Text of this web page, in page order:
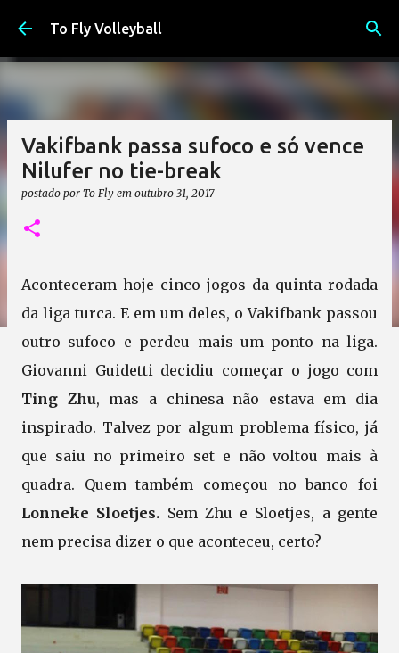
Pular para o conteúdo principal
To Fly Volleyball
Vakifbank passa sufoco e só vence
Nilufer no tie-break
postado por To Fly em outubro 31, 2017
Aconteceram hoje cinco jogos da quinta rodada
da liga turca. E em um deles, o Vakifbank passou
outro sufoco e perdeu mais um ponto na liga.
Giovanni Guidetti decidiu começar o jogo com
Ting Zhu, mas a chinesa não estava em dia
inspirado. Talvez por algum problema físico, já
que saiu no primeiro set e não voltou mais à
quadra. Quem também começou no banco foi
Lonneke Sloetjes. Sem Zhu e Sloetjes, a gente
nem precisa dizer o que aconteceu, certo?